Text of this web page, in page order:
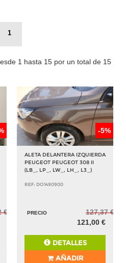
1
1 hasta 15 por un total de 15
€
-5%
ALETA DELANTERA IZQUIERDA
PEUGEOT PEUGEOT 308 II
(LB_, LP_, LW_, LH_, L3_)
REF: DO1490900
PRECIO
127,37 €
121,00 €
DETALLES
AÑADIR